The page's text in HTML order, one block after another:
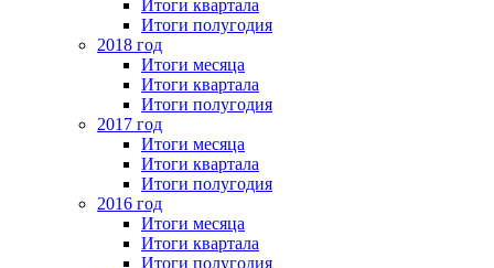
Итоги квартала
Итоги полугодия
2018 год
Итоги месяца
Итоги квартала
Итоги полугодия
2017 год
Итоги месяца
Итоги квартала
Итоги полугодия
2016 год
Итоги месяца
Итоги квартала
Итоги полугодия